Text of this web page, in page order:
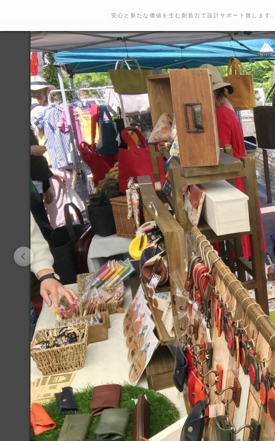
安心と新たな価値を生む創造力で設計サポート致します。